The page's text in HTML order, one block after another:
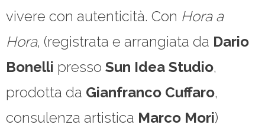
vivere con autenticità. Con Hora a
Hora, (registrata e arrangiata da Dario
Bonelli presso Sun Idea Studio,
prodotta da Gianfranco Cuffaro,
consulenza artistica Marco Mori)